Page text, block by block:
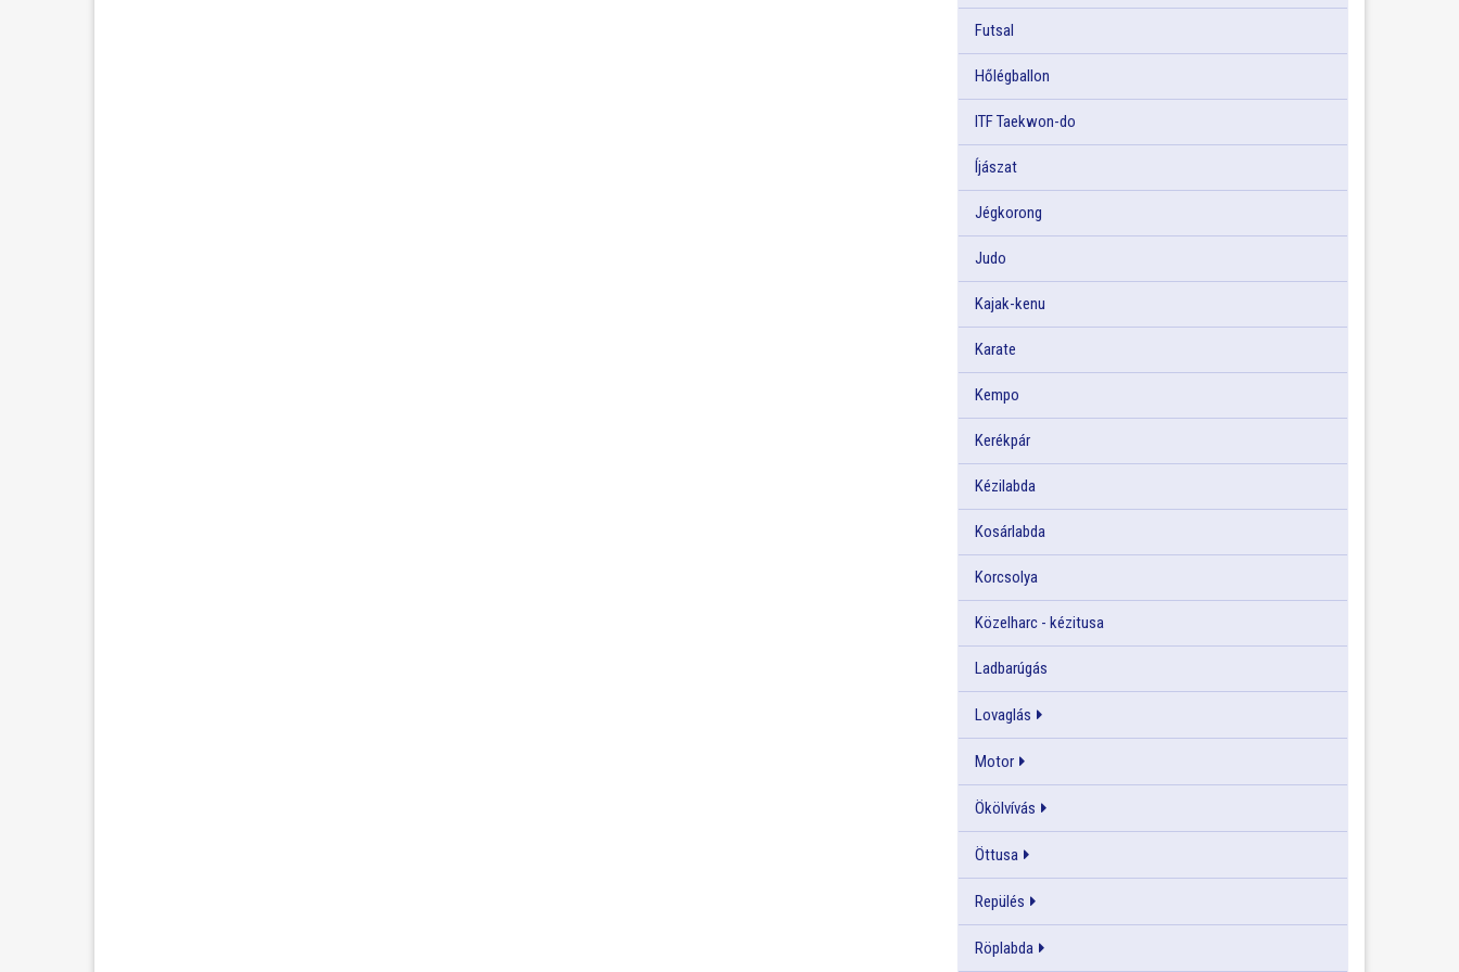
Futsal
Hőlégballon
ITF Taekwon-do
Íjászat
Jégkorong
Judo
Kajak-kenu
Karate
Kempo
Kerékpár
Kézilabda
Kosárlabda
Korcsolya
Közelharc - kézitusa
Ladbarúgás
Lovaglás
Motor
Ökölvívás
Öttusa
Repülés
Röplabda